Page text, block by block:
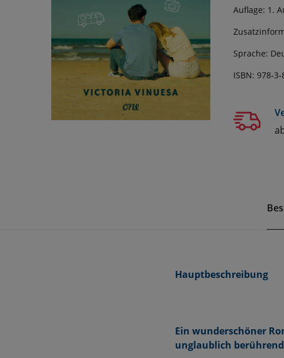
Auflage: 1.
Sprache:
ISBN: 978-
Hauptbeschreibung
Ein wunderschöner
unglaublich